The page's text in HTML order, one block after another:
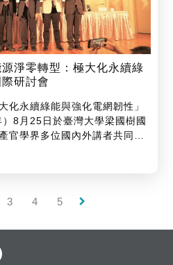
源淨零轉型：極大化永續綠
研討會
化永續綠能與強化電網韌性」
8月25日於臺灣大學梁國樹國
官學界多位國內外講者共同出
式同步進行。本場國際研討會
與政策研究中心共同主辦。
3 4 5 keyboard_arrow_right